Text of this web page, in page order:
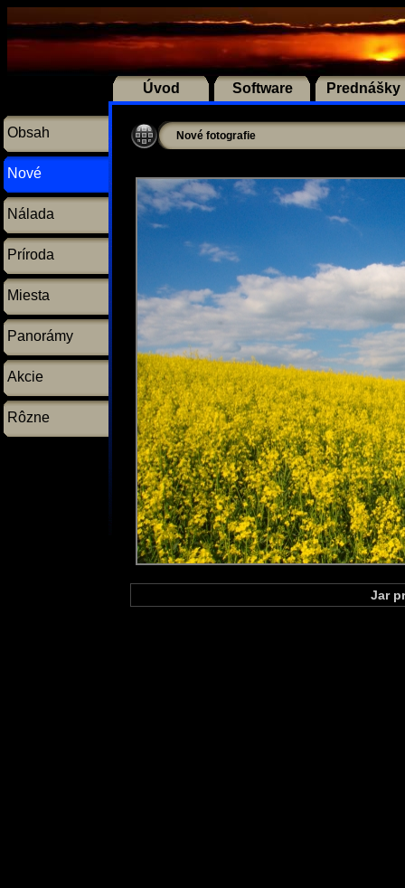
Úvod Software Prednášky
Obsah
Nové
Nálada
Príroda
Miesta
Panorámy
Akcie
Rôzne
Nové fotografie
Jar